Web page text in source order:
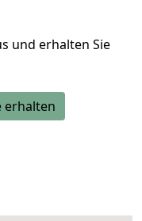
und erhalten Sie
erhalten